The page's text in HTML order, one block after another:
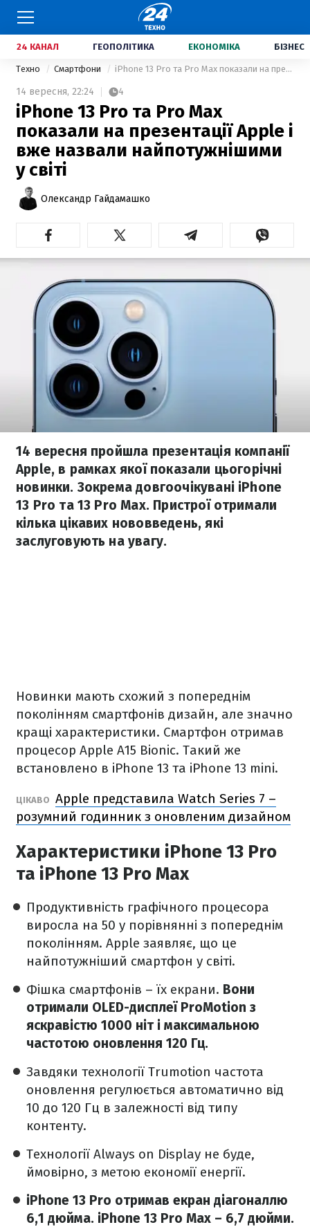
24 КАНАЛ ГЕОПОЛІТИКА ЕКОНОМІКА БІЗНЕС
Техно Смартфони iPhone 13 Pro та Pro Max показали на презентації Apple і вже назвали найпотужнішими у світі
14 вересня, 22:24 4
iPhone 13 Pro та Pro Max
показали на презентації Apple і
вже назвали найпотужнішими
у світі
Олександр Гайдамашко
14 вересня пройшла презентація компанії
Apple, в рамках якої показали цьогорічні
новинки. Зокрема довгоочікувані iPhone
13 Pro та 13 Pro Max. Пристрої отримали
кілька цікавих нововведень, які
заслуговують на увагу.
Новинки мають схожий з попереднім
поколінням смартфонів дизайн, але значно
кращі характеристики. Смартфон отримав
процесор Apple A15 Bionic. Такий же
встановлено в iPhone 13 та iPhone 13 mini.
ЦІКАВО Apple представила Watch Series 7 –
розумний годинник з оновленим дизайном
Характеристики iPhone 13 Pro
та iPhone 13 Pro Max
Продуктивність графічного процесора
виросла на 50 у порівнянні з попереднім
поколінням. Apple заявляє, що це
найпотужніший смартфон у світі.
Фішка смартфонів – їх екрани. Вони
отримали OLED-дисплеї ProMotion з
яскравістю 1000 ніт і максимальною
частотою оновлення 120 Гц.
Завдяки технології Trumotion частота
оновлення регулюється автоматично від
10 до 120 Гц в залежності від типу
контенту.
Технології Always on Display не буде,
ймовірно, з метою економії енергії.
iPhone 13 Pro отримав екран діагоналлю
6,1 дюйма. iPhone 13 Pro Max – 6,7 дюйми.